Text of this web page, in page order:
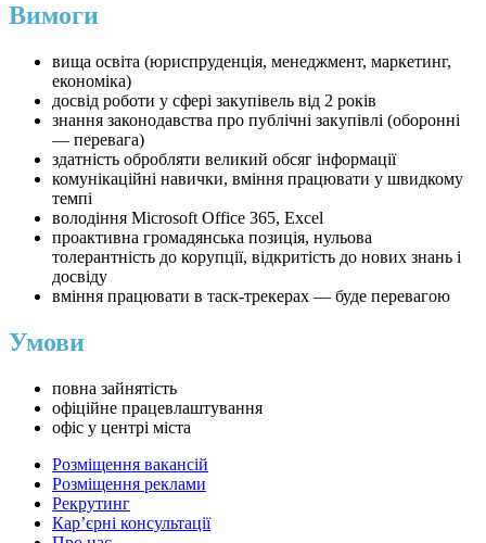
Вимоги
вища освіта (юриспруденція, менеджмент, маркетинг,
економіка)
досвід роботи у сфері закупівель від 2 років
знання законодавства про публічні закупівлі (оборонні
— перевага)
здатність обробляти великий обсяг інформації
комунікаційні навички, вміння працювати у швидкому
темпі
володіння Microsoft Office 365, Excel
проактивна громадянська позиція, нульова
толерантність до корупції, відкритість до нових знань і
досвіду
вміння працювати в таск-трекерах — буде перевагою
Умови
повна зайнятість
офіційне працевлаштування
офіс у центрі міста
Розміщення вакансій
Розміщення реклами
Рекрутинг
Карʼєрні консультації